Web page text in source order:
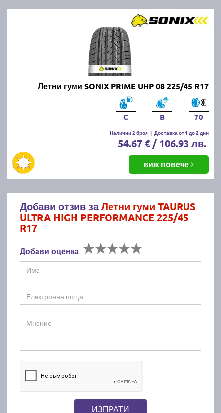
Летни гуми SONIX PRIME UHP 08 225/45 R17
C B 70
Налични 2 броя | Доставка от 1 до 2 дни
54.67 € / 106.93 лв.
виж повече
Добави отзив заЛетни гуми TAURUS
ULTRA HIGH PERFORMANCE 225/45
R17
Добави оценка
ИЗПРАТИ